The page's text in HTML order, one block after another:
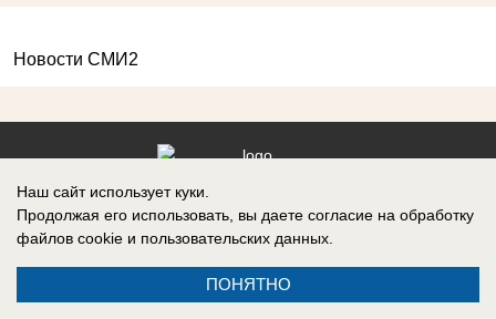
Новости СМИ2
Контакты
Наш сайт использует куки.
Продолжая его использовать, вы даете согласие на обработку
файлов cookie и пользовательских данных.
ПОНЯТНО